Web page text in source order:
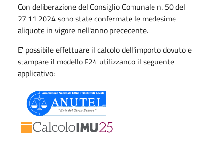
Con deliberazione del Consiglio Comunale n. 50 del
27.11.2024 sono state confermate le medesime
aliquote in vigore nell'anno precedente.
E' possibile effettuare il calcolo dell'importo dovuto e
stampare il modello F24 utilizzando il seguente
applicativo: